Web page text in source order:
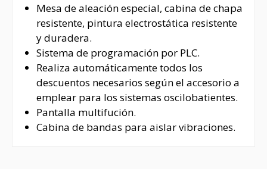
Mesa de aleación especial, cabina de chapa
resistente, pintura electrostática resistente
y duradera.
Sistema de programación por PLC.
Realiza automáticamente todos los
descuentos necesarios según el accesorio a
emplear para los sistemas oscilobatientes.
Pantalla multifución.
Cabina de bandas para aislar vibraciones.